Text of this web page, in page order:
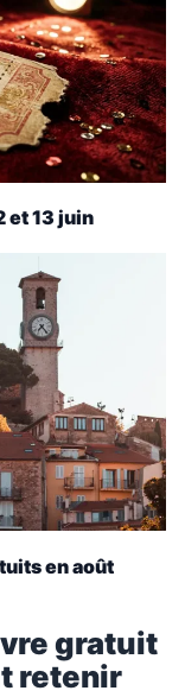
et 13 juin
en août
gratuit
retenir